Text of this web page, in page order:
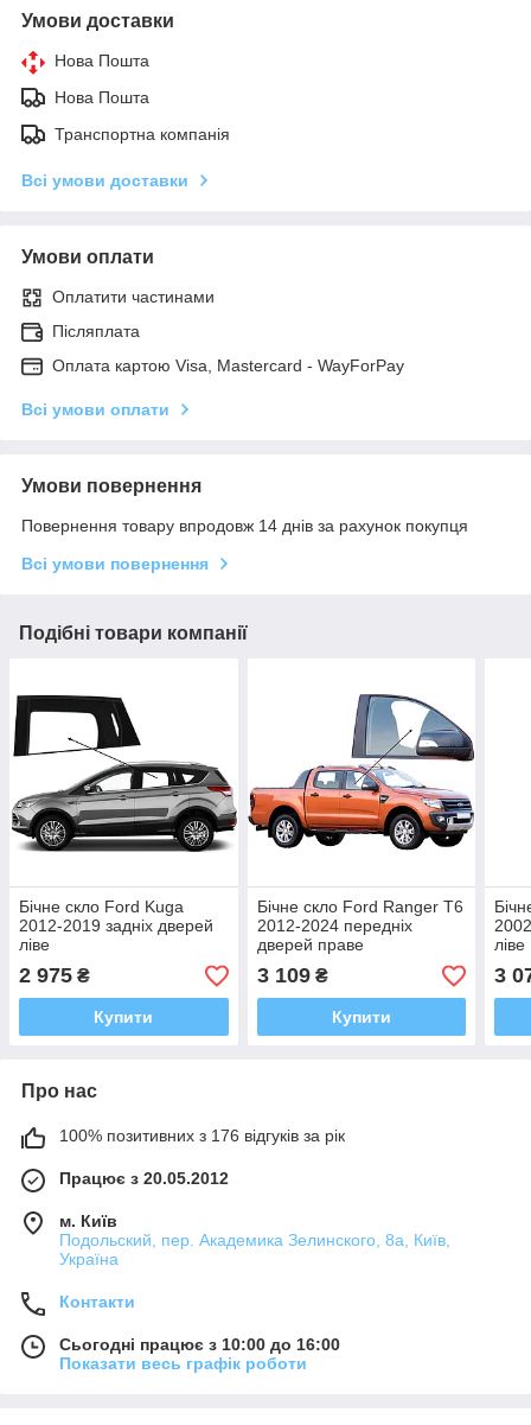
Умови доставки
Нова Пошта
Нова Пошта
Транспортна компанія
Всі умови доставки
Умови оплати
Оплатити частинами
Післяплата
Оплата картою Visa, Mastercard - WayForPay
Всі умови оплати
Умови повернення
Повернення товару впродовж 14 днів за рахунок покупця
Всі умови повернення
Подібні товари компанії
Бічне скло Ford Kuga
2012-2019 задніх дверей
ліве
2 975 ₴
Купити
Бічне скло Ford Ranger T6
2012-2024 передніх
дверей праве
3 109₴
Купити
ліве
3
Про нас
100% позитивних з 176 відгуків за рік
Працює з 20.05.2012
м. Київ
Подольский, пер. Академика Зелинского, 8а, Київ,
Україна
Контакти
Сьогодні працює з 10:00 до 16:00
Показати весь графік роботи